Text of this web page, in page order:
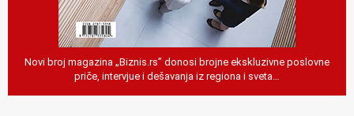
Novi broj magazina „Biznis.rs” donosi brojne ekskluzivne poslovne
priče, intervjue i dešavanja iz regiona i sveta…